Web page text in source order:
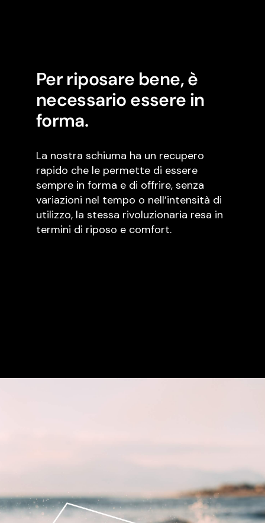
Per riposare bene, è
necessario essere in
forma.
La nostra schiuma ha un recupero
rapido che le permette di essere
sempre in forma e di offrire, senza
variazioni nel tempo o nell’intensità di
utilizzo, la stessa rivoluzionaria resa in
termini di riposo e comfort.